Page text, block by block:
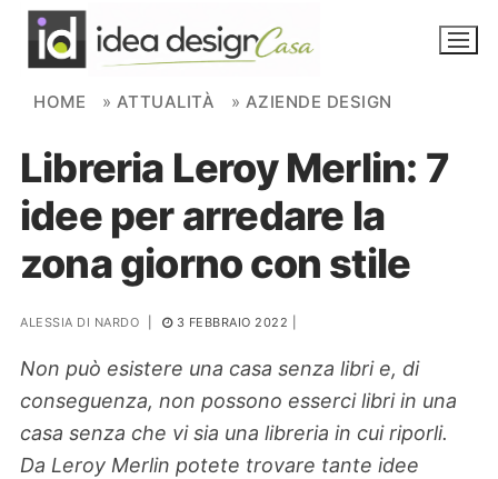
Skip to content
NOVITÀ
AMBIENTI
FAI DA TE
PIANTE
Ortaggio
Search for:
HOME » ATTUALITÀ » AZIENDE DESIGN
Libreria Leroy Merlin: 7
idee per arredare la
zona giorno con stile
ALESSIA DI NARDO 3 FEBBRAIO 2022
Non può esistere una casa senza libri e, di
conseguenza, non possono esserci libri in una
casa senza che vi sia una libreria in cui riporli.
Da Leroy Merlin potete trovare tante idee